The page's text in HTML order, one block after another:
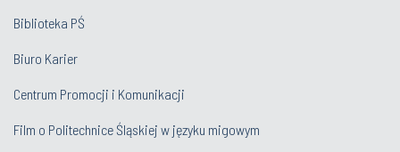
Biblioteka PŚ
Biuro Karier
Centrum Promocji i Komunikacji
Film o Politechnice Śląskiej w języku migowym